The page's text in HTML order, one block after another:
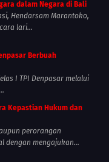
dalam Negara di Bali
Hendarsam Marantoko,
lari...
Berbuah
I TPI Denpasar melalui
Kepastian Hukum dan
perorangan
dengan mengajukan...